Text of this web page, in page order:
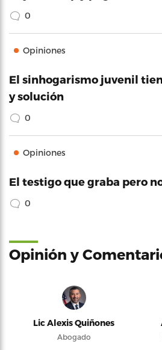
0
Opiniones
El sinhogarismo juvenil
y solución
0
Opiniones
El testigo que graba pero
0
Opinión y
Lic Alexis Quiñones
Abogado